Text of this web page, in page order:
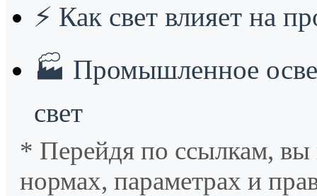
⚡ Как свет влияет на
🏭 Промышленное
свет
* Перейдя по ссылкам,
нормах, параметрах и